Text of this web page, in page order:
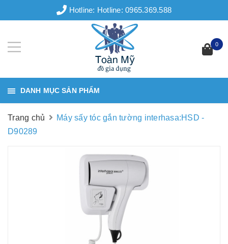
Hotline: Hotline: 0965.369.588
0
DANH MỤC SẢN PHẨM
Trang chủ
Máy sấy tóc gắn tường interhasa:HSD -
D90289